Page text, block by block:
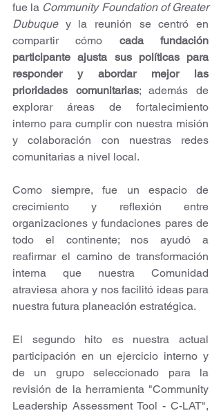
fue la Community Foundation of Greater
Dubuque y la reunión se centró en
compartir cómo cada fundación
participante ajusta sus políticas para
responder y abordar mejor las
prioridades comunitarias; además de
explorar áreas de fortalecimiento
interno para cumplir con nuestra misión
y colaboración con nuestras redes
comunitarias a nivel local.
Como siempre, fue un espacio de
crecimiento y reflexión entre
organizaciones y fundaciones pares de
todo el continente; nos ayudó a
reafirmar el camino de transformación
interna que nuestra Comunidad
atraviesa ahora y nos facilitó ideas para
nuestra futura planeación estratégica.
El segundo hito es nuestra actual
participación en un ejercicio interno y
de un grupo seleccionado para la
revisión de la herramienta "Community
Leadership Assessment Tool - C-LAT",